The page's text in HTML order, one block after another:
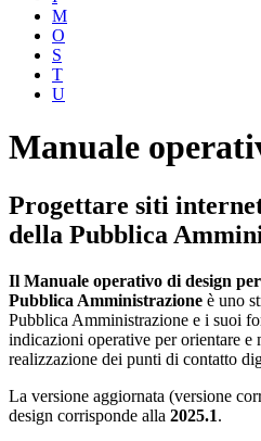
M
O
S
T
U
Manuale
Progettare siti
della Pubblica
Il Manuale operativo di design
Pubblica Amministrazione è uno
Pubblica Amministrazione e i suoi
indicazioni operative per orientare e
realizzazione dei punti di contatto
La versione aggiornata (versione
design corrisponde alla 2025.1.